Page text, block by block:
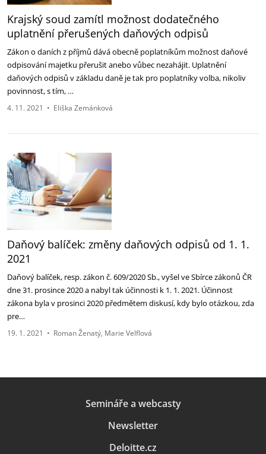
Krajský soud zamítl možnost dodatečného
uplatnění přerušených daňových odpisů
Zákon o daních z příjmů dává obecně poplatníkům možnost daňové
odpisování majetku přerušit anebo vůbec nezahájit. Uplatnění
daňových odpisů v základu daně je tak pro poplatníky volba, nikoliv
povinnost, s tím, …
4. 11. 2021 • Eliška Zemánková
Daňový balíček: změny daňových odpisů od 1. 1.
2021
Daňový balíček, resp. zákon č. 609/2020 Sb., vyšel ve Sbírce zákonů ČR
dne 31. prosince 2020 a nabyl tak účinnosti k 1. 1. 2021. Účinnost
zákona byla v prosinci 2020 předmětem diskusí, kdy bylo otázkou, zda
pre…
19. 1. 2021 • Roman Ženatý Marie Velflová
Semináře a webcasty
Newsletter
Deloitte.cz